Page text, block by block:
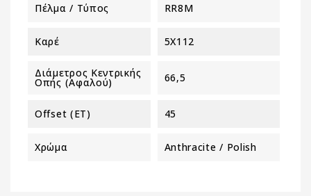
Πέλμα / Τύπος RR8M
Καρέ 5X112
Διάμετρος Κεντρικής
Οπής (αφαλού) 66,5
Offset (ET) 45
Χρώμα Anthracite / Polish